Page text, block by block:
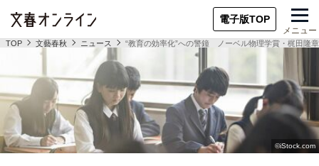
電子版TOP
メニュー
TOP 文藝春秋 ニュース “教育の効率化”への警鐘 ノーベル物理学賞・梶田隆